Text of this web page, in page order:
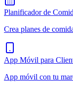
Planificador de
Crea planes de
App Móvil para
App móvil con tu